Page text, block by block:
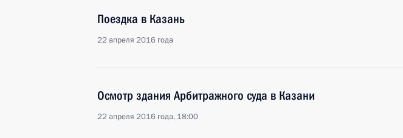
Поездка в Казань
22 апреля 2016 года
Осмотр здания Арбитражного суда в Казани
22 апреля 2016 года, 18:00